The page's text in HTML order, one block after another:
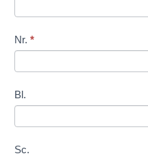
Nr. *
Bl.
Sc.